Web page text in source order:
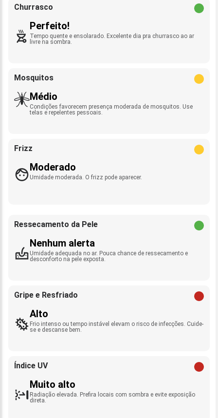
Churrasco
Perfeito!
Tempo quente e ensolarado. Excelente dia pra churrasco ao ar
livre na sombra.
Mosquitos
Médio
Condições favorecem presença moderada de mosquitos. Use
telas e repelentes pessoais.
Frizz
Moderado
Umidade moderada. O frizz pode aparecer.
Ressecamento da Pele
Nenhum alerta
Umidade adequada no ar. Pouca chance de ressecamento e
desconforto na pele exposta.
Gripe e Resfriado
Alto
Frio intenso ou tempo instável elevam o risco de infecções. Cuide-
se e descanse bem.
Índice UV
Muito alto
Radiação elevada. Prefira locais com sombra e evite exposição
direta.